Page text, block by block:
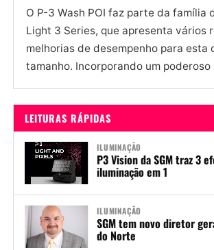
O P-3 Wash POI faz parte da família
Light 3 Series, que apresenta vários
melhorias de desempenho para esta
tamanho. Incorporando um poderoso
LEITURAS RÁPIDAS
ILUMINAÇÃO
P3 Vision da SGM traz 3
iluminação em 1
ILUMINAÇÃO
SGM tem novo diretor
do Norte